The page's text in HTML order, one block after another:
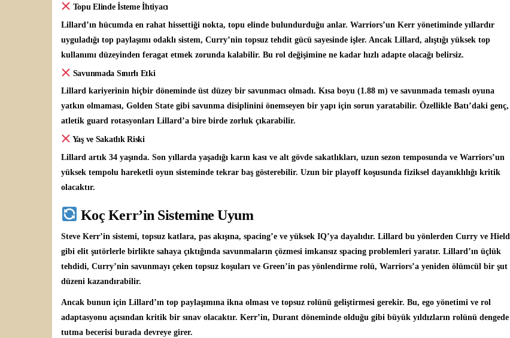
Topu Elinde İsteme İhtiyacı
Lillard’ın hücumda en rahat hissettiği nokta, topu elinde bulundurduğu anlar. Warriors’un Kerr yönetiminde yıllardır
uyguladığı top paylaşımı odaklı sistem, Curry’nin topsuz tehdit gücü sayesinde işler. Ancak Lillard, alıştığı yüksek top
kullanımı düzeyinden feragat etmek zorunda kalabilir. Bu rol değişimine ne kadar hızlı adapte olacağı belirsiz.
Savunmada Sınırlı Etki
Lillard kariyerinin hiçbir döneminde üst düzey bir savunmacı olmadı. Kısa boyu (1.88 m) ve savunmada temaslı oyuna
yatkın olmaması, Golden State gibi savunma disiplinini önemseyen bir yapı için sorun yaratabilir. Özellikle Batı’daki genç,
atletik guard rotasyonları Lillard’a bire birde zorluk çıkarabilir.
Yaş ve Sakatlık Riski
Lillard artık 34 yaşında. Son yıllarda yaşadığı karın kası ve alt gövde sakatlıkları, uzun sezon temposunda ve Warriors’un
yüksek tempolu hareketli oyun sisteminde tekrar baş gösterebilir. Uzun bir playoff koşusunda fiziksel dayanıklılığı kritik
olacaktır.
Koç Kerr’in Sistemine Uyum
Steve Kerr’in sistemi, topsuz katlara, pas akışına, spacing’e ve yüksek IQ’ya dayalıdır. Lillard bu yönlerden Curry ve Hield
gibi elit şutörlerle birlikte sahaya çıktığında savunmaların çözmesi imkansız spacing problemleri yaratır. Lillard’ın üçlük
tehdidi, Curry’nin savunmayı çeken topsuz koşuları ve Green’in pas yönlendirme rolü, Warriors’a yeniden ölümcül bir şut
düzeni kazandırabilir.
Ancak bunun için Lillard’ın top paylaşımına ikna olması ve topsuz rolünü geliştirmesi gerekir. Bu, ego yönetimi ve rol
adaptasyonu açısından kritik bir sınav olacaktır. Kerr’in, Durant döneminde olduğu gibi büyük yıldızların rolünü dengede
tutma becerisi burada devreye girer.